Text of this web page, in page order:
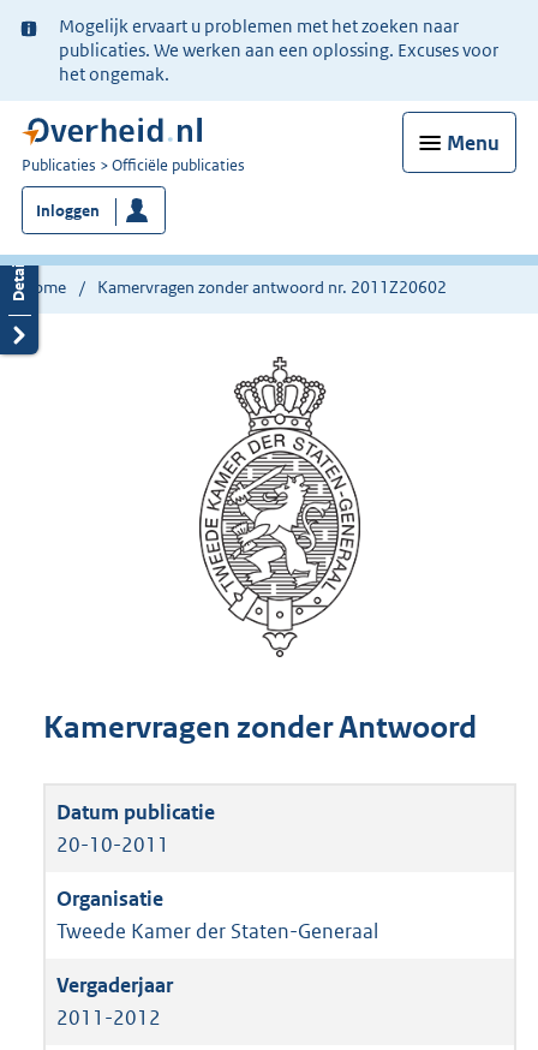
Ter
informatie:
Mogelijk ervaart u problemen met het zoeken naar
publicaties. We werken aan een oplossing. Excuses voor
het ongemak.
Menu
U
bent
nu
hier:
Publicaties Officiële publicaties
Inloggen
Home Kamervragen zonder antwoord nr. 2011Z20602
Kamervragen zonder Antwoord
20-10-2011
Tweede Kamer der Staten-Generaal
2011-2012